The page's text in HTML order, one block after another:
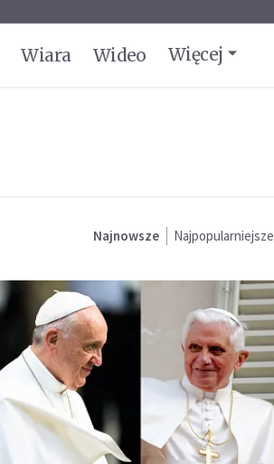
Wiara Wideo Więcej
Najnowsze Najpopularniejsze